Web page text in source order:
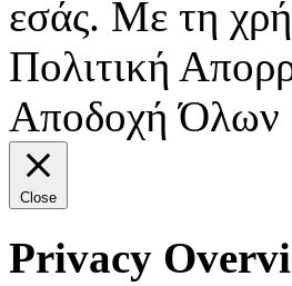
εσάς. Με τη
Πολιτική
Αποδοχή Όλων
Close
Privacy